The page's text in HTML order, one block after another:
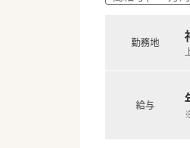
■
勤務地
給与